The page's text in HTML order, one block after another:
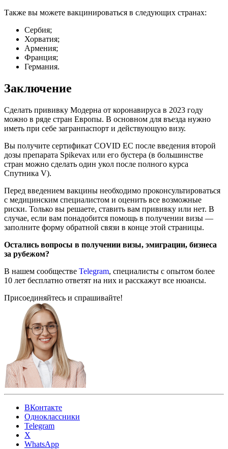
Также вы можете вакцинироваться в следующих странах:
Сербия;
Хорватия;
Армения;
Франция;
Германия.
Заключение
Сделать прививку Модерна от коронавируса в 2023 году
можно в ряде стран Европы. В основном для въезда нужно
иметь при себе загранпаспорт и действующую визу.
Вы получите сертификат COVID EC после введения второй
дозы препарата Spikevax или его бустера (в большинстве
стран можно сделать один укол после полного курса
Спутника V).
Перед введением вакцины необходимо проконсультироваться
с медицинским специалистом и оценить все возможные
риски. Только вы решаете, ставить вам прививку или нет. В
случае, если вам понадобится помощь в получении визы —
заполните форму обратной связи в конце этой страницы.
Остались вопросы в получении визы, эмиграции, бизнеса
за рубежом?
В нашем сообществе Telegram, специалисты с опытом более
10 лет бесплатно ответят на них и расскажут все нюансы.
Присоединяйтесь и спрашивайте!
ВКонтакте
Одноклассники
Telegram
X
WhatsApp